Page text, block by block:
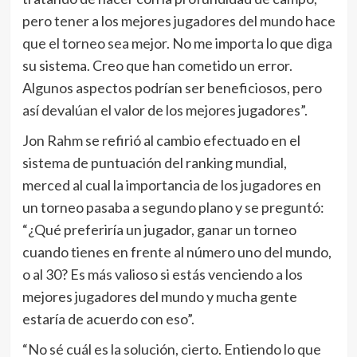
pero tener a los mejores jugadores del mundo hace
que el torneo sea mejor. No me importa lo que diga
su sistema. Creo que han cometido un error.
Algunos aspectos podrían ser beneficiosos, pero
así devalúan el valor de los mejores jugadores”.
Jon Rahm se refirió al cambio efectuado en el
sistema de puntuación del ranking mundial,
merced al cual la importancia de los jugadores en
un torneo pasaba a segundo plano y se preguntó:
“¿Qué preferiría un jugador, ganar un torneo
cuando tienes en frente al número uno del mundo,
o al 30? Es más valioso si estás venciendo a los
mejores jugadores del mundo y mucha gente
estaría de acuerdo con eso”.
“No sé cuál es la solución, cierto. Entiendo lo que